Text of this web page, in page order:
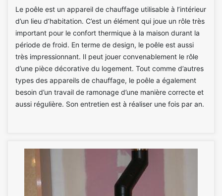
Le poêle est un appareil de chauffage utilisable à l’intérieur
d’un lieu d’habitation. C’est un élément qui joue un rôle très
important pour le confort thermique à la maison durant la
période de froid. En terme de design, le poêle est aussi
très impressionnant. Il peut jouer convenablement le rôle
d’une pièce décorative du logement. Tout comme d’autres
types des appareils de chauffage, le poêle a également
besoin d’un travail de ramonage d’une manière correcte et
aussi régulière. Son entretien est à réaliser une fois par an.